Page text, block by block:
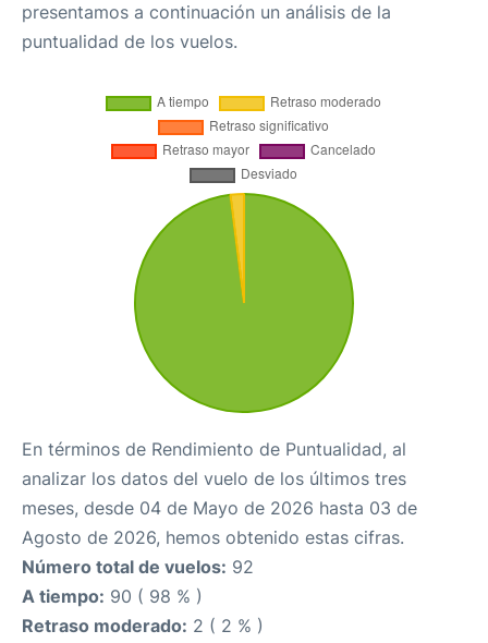
presentamos a continuación un análisis de la
puntualidad de los vuelos.
En términos de Rendimiento de Puntualidad, al
analizar los datos del vuelo de los últimos tres
meses, desde 04 de Mayo de 2026 hasta 03 de
Agosto de 2026, hemos obtenido estas cifras.
Número total de vuelos: 92
A tiempo: 90 ( 98 % )
Retraso moderado: 2 ( 2 % )